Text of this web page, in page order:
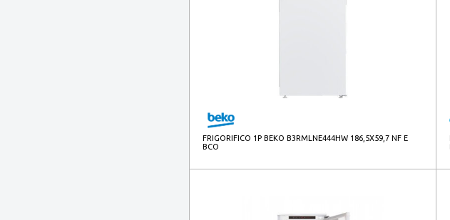
FRIGORIFICO 1P BEKO B3RMLNE444HW 186,5X59,7 NF E
BCO